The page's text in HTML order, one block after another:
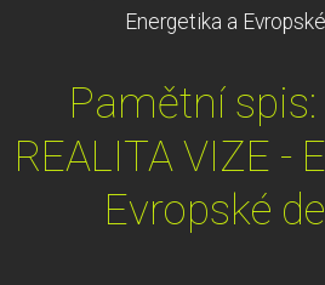
Energetika a
Pamětní spis:
REALITA VIZE -
Evropské